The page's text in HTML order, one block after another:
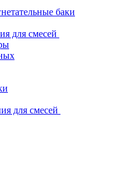
баки
для смесей
для смесей